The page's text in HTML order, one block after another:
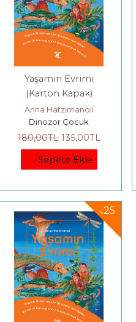
Yaşamın Evrimi
(Karton Kapak)
Anna Hatzimanoli
Dinozor Çocuk
180,00TL 135,00TL
Sepete Ekle
%25